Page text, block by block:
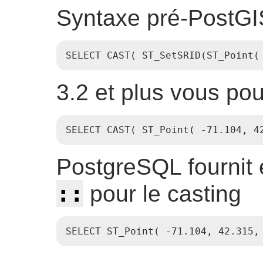
Syntaxe pré-
SELECT CAST(
3.2 et plus vous
SELECT CAST( ST_Point( -71.104,
PostgreSQL
:: pour le casting
SELECT ST_Point( -71.104,